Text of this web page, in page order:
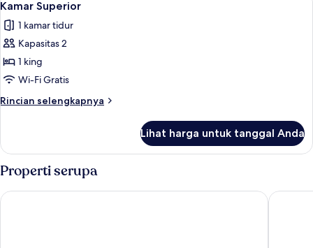
semua
foto
untuk
Kamar
Superior
3
Kamar Superior
1 kamar tidur
Kapasitas 2
1 king
Wi-Fi Gratis
Rincian selengkapnya
Rincian
Kamar
Superior
Lihat harga untuk tanggal Anda
Properti serupa
Treebo The Trio, Karmanghat Kyriad